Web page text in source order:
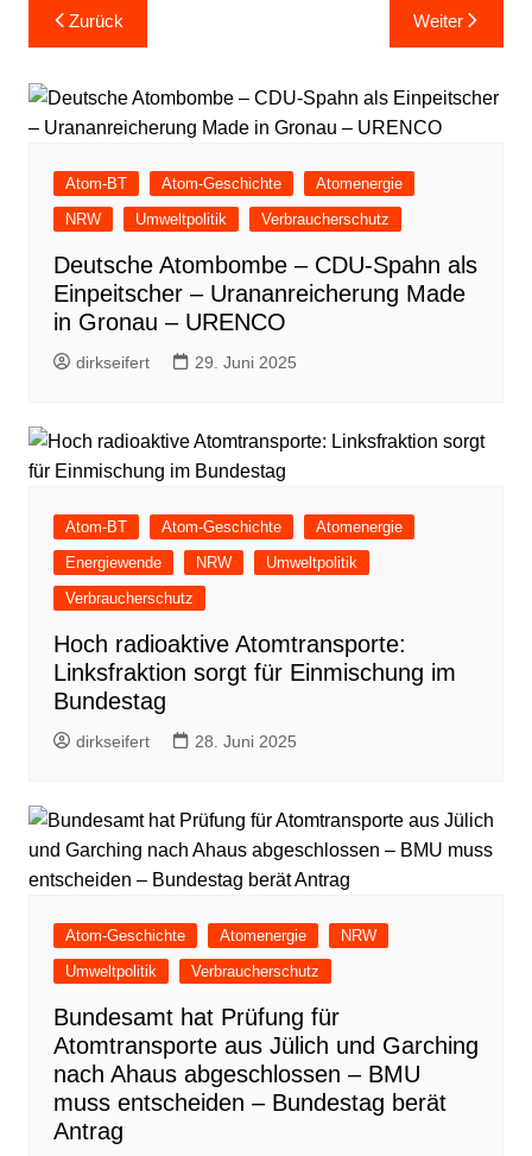
Beitragsnavigation
Zurück Weiter
Atom-BT Atom-Geschichte
Atomenergie
NRW
Umweltpolitik Verbraucherschutz
Deutsche Atombombe – CDU-Spahn als
Einpeitscher – Urananreicherung Made
in Gronau – URENCO
dirkseifert 29. Juni 2025
Atom-BT Atom-Geschichte
Atomenergie
Energiewende
NRW
Umweltpolitik
Verbraucherschutz
Hoch radioaktive Atomtransporte:
Linksfraktion sorgt für Einmischung im
Bundestag
dirkseifert 28. Juni 2025
Atom-Geschichte Atomenergie
NRW
Umweltpolitik
Verbraucherschutz
Bundesamt hat Prüfung für
Atomtransporte aus Jülich und Garching
nach Ahaus abgeschlossen – BMU
muss entscheiden – Bundestag berät
Antrag